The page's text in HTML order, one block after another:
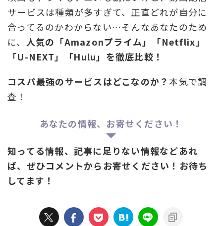
サービスは種類が多すぎて、正直どれが自分に
合ってるのかわからない…そんなあなたのため
に、 人気の「Amazonプライム」「Netflix」
「U-NEXT」「Hulu」を徹底比較！
コスパ最強のサービスはどこなのか？本気で調
査！
あなたの情報、お寄せください！
知ってる情報、記事に足りない情報などあれ
ば、ぜひコメントからお寄せください！お待ち
してます！